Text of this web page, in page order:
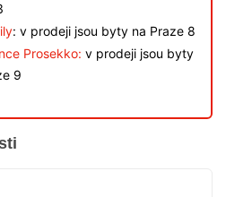
: v prodeji jsou byty na Praze 8
Prosekko: v prodeji jsou byty
9